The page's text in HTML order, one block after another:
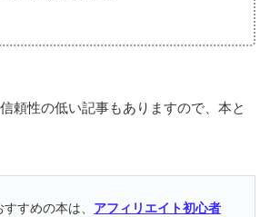
頼性の低い記事もありますので、本と
すめの本は、 アフィリエイト初心者